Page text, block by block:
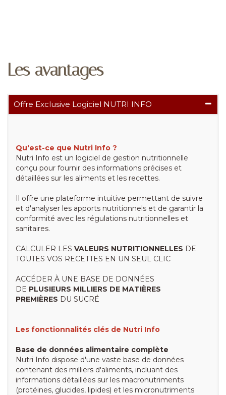
Les avantages
Offre Exclusive Logiciel NUTRI INFO
Qu'est-ce que Nutri Info ?
Nutri Info est un logiciel de gestion nutritionnelle
conçu pour fournir des informations précises et
détaillées sur les aliments et les recettes.
Il offre une plateforme intuitive permettant de suivre
et d'analyser les apports nutritionnels et de garantir la
conformité avec les régulations nutritionnelles et
sanitaires.
CALCULER LES VALEURS NUTRITIONNELLES DE
TOUTES VOS RECETTES EN UN SEUL CLIC
ACCÉDER À UNE BASE DE DONNÉES
DE PLUSIEURS MILLIERS DE MATIÈRES
PREMIÈRES DU SUCRÉ
Les fonctionnalités clés de Nutri Info
Base de données alimentaire complète
Nutri Info dispose d'une vaste base de données
contenant des milliers d'aliments, incluant des
informations détaillées sur les macronutriments
(protéines, glucides, lipides) et les micronutriments